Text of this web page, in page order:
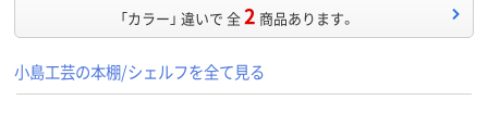
「カラー」 違いで 全2 商品あります。
小島工芸の本棚/シェルフを全て見る